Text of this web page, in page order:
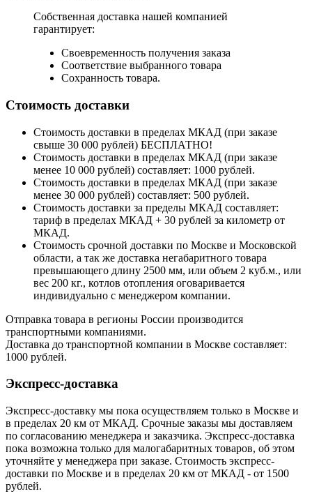
Собственная доставка нашей компанией
гарантирует:
Своевременность получения заказа
Соответствие выбранного товара
Сохранность товара.
Стоимость доставки
Стоимость доставки в пределах МКАД (при заказе
свыше 30 000 рублей) БЕСПЛАТНО!
Стоимость доставки в пределах МКАД (при заказе
менее 10 000 рублей) составляет: 1000 рублей.
Стоимость доставки в пределах МКАД (при заказе
менее 30 000 рублей) составляет: 500 рублей.
Стоимость доставки за пределы МКАД составляет:
тариф в пределах МКАД + 30 рублей за километр от
МКАД.
Стоимость срочной доставки по Москве и Московской
области, а так же доставка негабаритного товара
превышающего длину 2500 мм, или объем 2 куб.м., или
вес 200 кг., котлов отопления оговаривается
индивидуально с менеджером компании.
Отправка товара в регионы России производится
транспортными компаниями.
Доставка до транспортной компании в Москве составляет:
1000 рублей.
Экспресс-доставка
Экспресс-доставку мы пока осуществляем только в Москве и
в пределах 20 км от МКАД. Срочные заказы мы доставляем
по согласованию менеджера и заказчика. Экспресс-доставка
пока возможна только для малогабаритных товаров, об этом
уточняйте у менеджера при заказе. Стоимость экспресс-
доставки по Москве и в пределах 20 км от МКАД - от 1500
рублей.